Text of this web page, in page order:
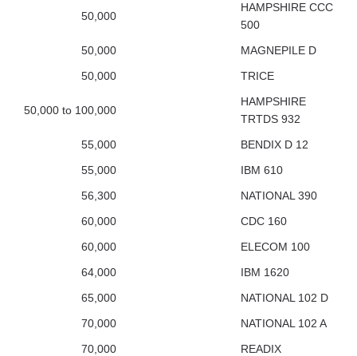
50,000
HAMPSHIRE CCC
500
50,000
MAGNEPILE D
50,000
TRICE
50,000 to 100,000
HAMPSHIRE
TRTDS 932
55,000
BENDIX D 12
55,000
IBM 610
56,300
NATIONAL 390
60,000
CDC 160
60,000
ELECOM 100
64,000
IBM 1620
65,000
NATIONAL 102 D
70,000
NATIONAL 102 A
70,000
READIX